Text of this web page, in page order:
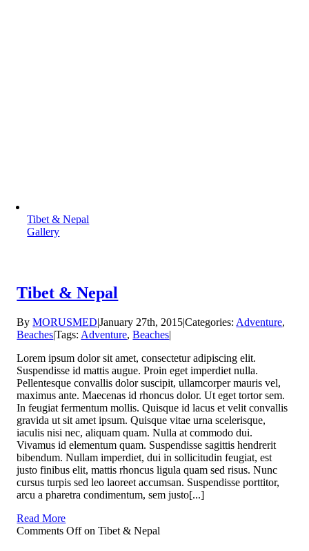
Tibet & Nepal
Gallery
Tibet & Nepal
ByMORUSMED|January 27th, 2015|Categories: Adventure,
Beaches|Tags: Adventure,Beaches|
Lorem ipsum dolor sit amet, consectetur adipiscing elit.
Suspendisse id mattis augue. Proin eget imperdiet nulla.
Pellentesque convallis dolor suscipit, ullamcorper mauris vel,
maximus ante. Maecenas id rhoncus dolor. Ut eget tortor sem.
In feugiat fermentum mollis. Quisque id lacus et velit convallis
gravida ut sit amet ipsum. Quisque vitae urna scelerisque,
iaculis nisi nec, aliquam quam. Nulla at commodo dui.
Vivamus id elementum quam. Suspendisse sagittis hendrerit
bibendum. Nullam imperdiet, dui in sollicitudin feugiat, est
justo finibus elit, mattis rhoncus ligula quam sed risus. Nunc
cursus turpis sed leo laoreet accumsan. Suspendisse porttitor,
arcu a pharetra condimentum, sem justo[...]
Read More
Comments Offon Tibet & Nepal